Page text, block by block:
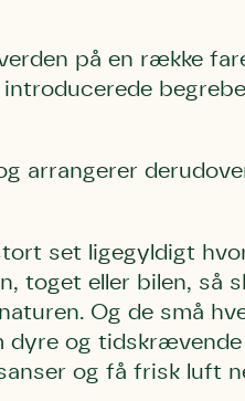
på en række
arrangerer
set ligegyldigt
toget eller bilen, så
Og de små
dyre og
og få frisk luft